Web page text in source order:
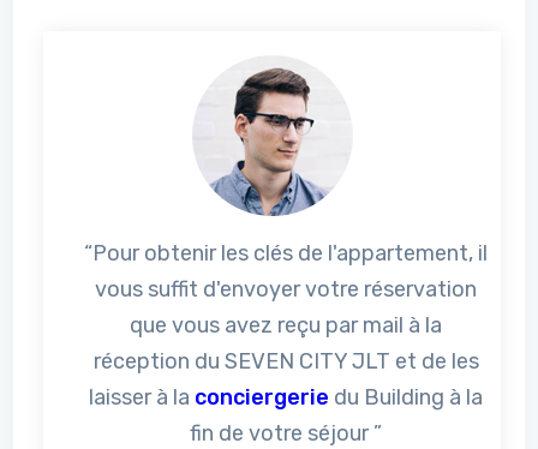
“Pour obtenir les clés de l'appartement, il
vous suffit d'envoyer votre réservation
que vous avez reçu par mail à la
réception du SEVEN CITY JLT et de les
laisser à la conciergerie du Building à la
fin de votre séjour ”